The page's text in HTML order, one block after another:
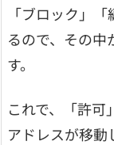
「ブロック」
るので、その中
す。
これで、「許
アドレスが移